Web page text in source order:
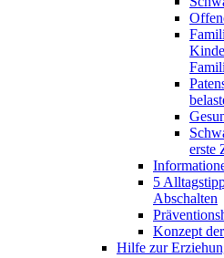
erste
5
Abschalten
Konzept
Hilfe zur